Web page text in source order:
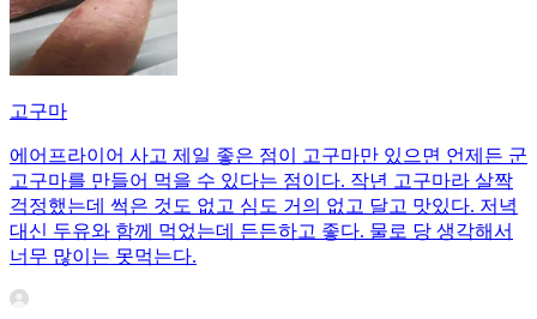
고구마
에어프라이어 사고 제일 좋은 점이 고구마만 있으면 언제든 군
고구마를 만들어 먹을 수 있다는 점이다. 작년 고구마라 살짝
걱정했는데 썩은 것도 없고 심도 거의 없고 달고 맛있다. 저녁
대신 두유와 함께 먹었는데 든든하고 좋다. 물로 당 생각해서
너무 많이는 못먹는다.